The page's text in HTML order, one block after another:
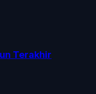
Terakhir